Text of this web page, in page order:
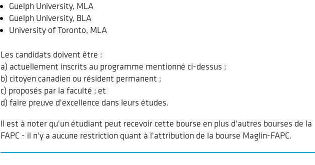
Guelph University, MLA
Guelph University, BLA
University of Toronto, MLA
Les candidats doivent être :
a) actuellement inscrits au programme mentionné ci-dessus ;
b) citoyen canadien ou résident permanent ;
c) proposés par la faculté ; et
d) faire preuve d'excellence dans leurs études.
Il est à noter qu'un étudiant peut recevoir cette bourse en plus d'autres bourses de la
FAPC - il n'y a aucune restriction quant à l'attribution de la bourse Maglin-FAPC.